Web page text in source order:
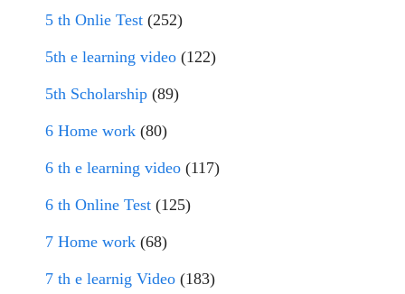
5 th Onlie Test (252)
5th e learning video (122)
5th Scholarship (89)
6 Home work (80)
6 th e learning video (117)
6 th Online Test (125)
7 Home work (68)
7 th e learnig Video (183)